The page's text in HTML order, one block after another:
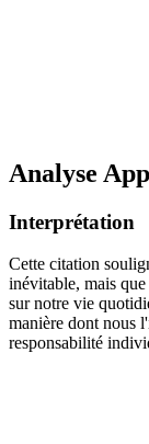
Analyse
Interprétation
Cette citation
inévitable, mais
sur notre vie
manière dont nous
responsabilité